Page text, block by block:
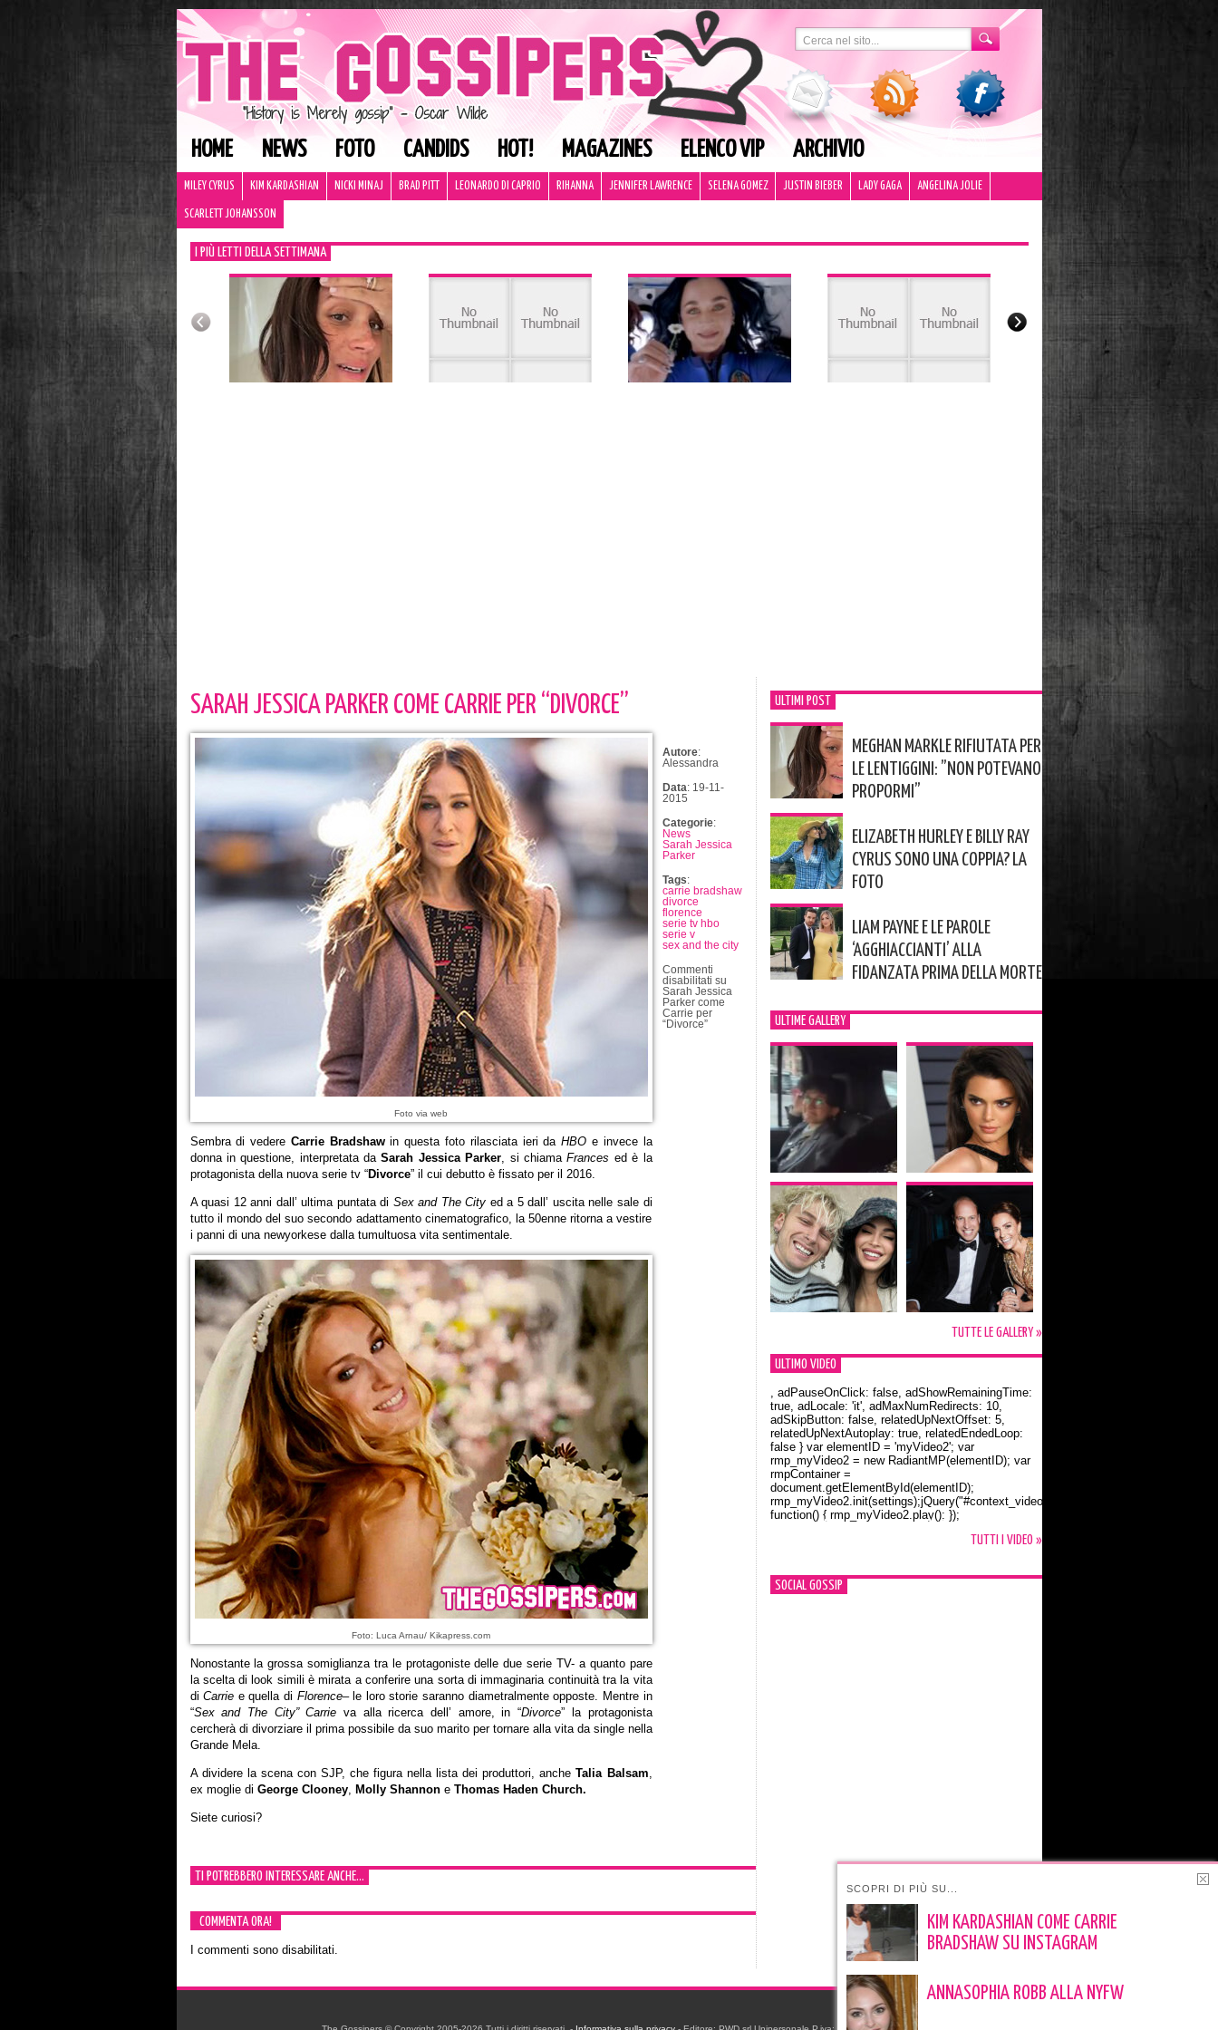
HOME NEWS FOTO CANDIDS HOT! MAGAZINES ELENCO VIP ARCHIVIO
MILEY CYRUS KIM KARDASHIAN NICKI MINAJ BRAD PITT LEONARDO DI CAPRIO RIHANNA JENNIFER LAWRENCE SELENA GOMEZ JUSTIN BIEBER LADY GAGA ANGELINA JOLIE
SCARLETT JOHANSSON
I PIÙ LETTI DELLA SETTIMANA
SARAH JESSICA PARKER COME CARRIE PER “DIVORCE”
Foto via web
Sembra di vedere Carrie Bradshawin questa foto rilasciata ieri daHBO e invece la
donna in questione, interpretata daSarah Jessica Parker, si chiamaFrances ed è la
protagonista della nuova serie tv “Divorce” il cui debutto è fissato per il 2016.
A quasi 12 anni dall’ ultima puntata di Sex and The City ed a 5 dall’ uscita nelle sale di
tutto il mondo del suo secondo adattamento cinematografico, la 50enne ritorna a vestire
i panni di una newyorkese dalla tumultuosa vita sentimentale.
Foto: Luca Arnau/ Kikapress.com
Nonostante la grossa somiglianza tra le protagoniste delle due serie TV- a quanto pare
la scelta di look simili è mirata a conferire una sorta di immaginaria continuità tra la vita
diCarrie e quella di Florence– le loro storie saranno diametralmente opposte. Mentre in
“Sex and The City” Carrie va alla ricerca dell’ amore, in “Divorce” la protagonista
cercherà di divorziare il prima possibile da suo marito per tornare alla vita da single nella
Grande Mela.
A dividere la scena con SJP, che figura nella lista dei produttori, anche Talia Balsam,
ex moglie di George Clooney, Molly Shannone Thomas Haden Church.
Siete curiosi?
Autore:
Alessandra
Data: 19-11-
2015
Categorie:
News
Sarah Jessica
Parker
Tags:
carrie bradshaw
divorce
florence
serie tv hbo
serie v
sex and the city
Commenti
disabilitati su
Sarah Jessica
Parker come
Carrie per
“Divorce”
TI POTREBBERO INTERESSARE ANCHE...
COMMENTA ORA!
I commenti sono disabilitati.
ULTIMI POST
MEGHAN MARKLE RIFIUTATA PER
LE LENTIGGINI: ”NON POTEVANO
PROPORMI”
ELIZABETH HURLEY E BILLY RAY
CYRUS SONO UNA COPPIA? LA
FOTO
LIAM PAYNE E LE PAROLE
‘AGGHIACCIANTI’ ALLA
FIDANZATA PRIMA DELLA MORTE
ULTIME GALLERY
TUTTE LE GALLERY »
ULTIMO VIDEO
Orlando Bloom e la t-shirt dedicata a Flynn
, adPauseOnClick: false, adShowRemainingTime:
true, adLocale: 'it', adMaxNumRedirects: 10,
adSkipButton: false, relatedUpNextOffset: 5,
relatedUpNextAutoplay: true, relatedEndedLoop:
false } var elementID = 'myVideo2'; var
rmp_myVideo2 = new RadiantMP(elementID); var
rmpContainer =
document.getElementById(elementID);
rmp_myVideo2.init(settings);jQuery("#context_video2").one("mouseover",
function() { rmp_myVideo2.play(); });
TUTTI I VIDEO »
SOCIAL GOSSIP
SCOPRI DI PIÙ SU...
KIM KARDASHIAN COME CARRIE
BRADSHAW SU INSTAGRAM
ANNASOPHIA ROBB ALLA NYFW